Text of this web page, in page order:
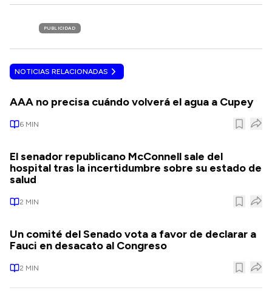
PUBLICIDAD
NOTICIAS RELACIONADAS
AAA no precisa cuándo volverá el agua a Cupey
6 MIN
El senador republicano McConnell sale del
hospital tras la incertidumbre sobre su estado de
salud
2 MIN
Un comité del Senado vota a favor de declarar a
Fauci en desacato al Congreso
2 MIN